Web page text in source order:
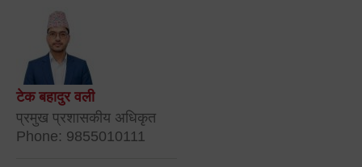
टेक बहादुर वली
प्रमुख प्रशासकीय अधिकृत
Phone: 9855010111